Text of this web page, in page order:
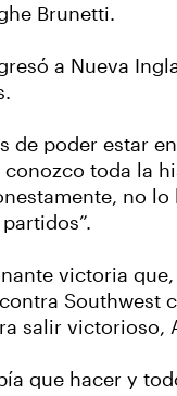
Brunetti.
a Nueva
de poder estar
conozco toda
no
victoria
salir
que hacer y